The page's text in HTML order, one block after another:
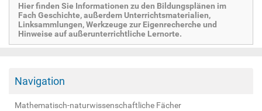
Hier finden Sie Informationen zu den Bildungsplänen im
Fach Geschichte, außerdem Unterrichtsmaterialien,
Linksammlungen, Werkzeuge zur Eigenrecherche und
Hinweise auf außerunterrichtliche Lernorte.
Navigation
Mathematisch-naturwissenschaftliche Fächer